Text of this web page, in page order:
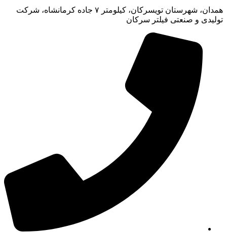
همدان، شهرستان تویسرکان، کیلومتر ۷ جاده کرمانشاه، شرکت
تولیدی و صنعتی فیلتر سرکان